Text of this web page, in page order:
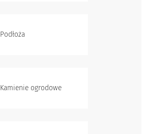
Podłoża
Kamienie ogrodowe